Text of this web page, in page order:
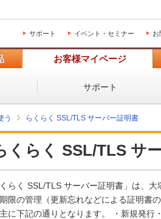
サポート イベント・セミナー お
お客様マイページ
サポート
う らくらく SSL/TLS サーバー証明書
くらく SSL/TLS サ
くらく SSL/TLS サーバー証明書」は、
限の管理（更新忘れなどによる証明書
に下記の通りとなります。 ・新規発行